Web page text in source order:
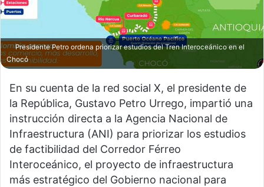
Presidente Petro ordena priorizar estudios del Tren Interoceánico en el
Chocó
En su cuenta de la red social X, el presidente de
la República, Gustavo Petro Urrego, impartió una
instrucción directa a la Agencia Nacional de
Infraestructura (ANI) para priorizar los estudios
de factibilidad del Corredor Férreo
Interoceánico, el proyecto de infraestructura
más estratégico del Gobierno nacional para